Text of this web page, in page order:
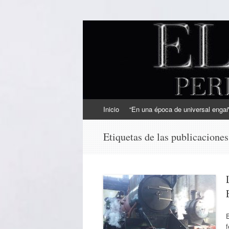
EL SINDICAL
Periodismo Inteligente
al
Inicio “En una época de universal
Etiquetas de las